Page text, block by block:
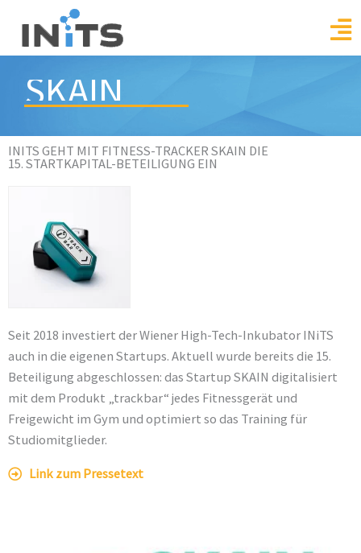
content
SKAIN
INITS GEHT MIT FITNESS-TRACKER SKAIN DIE
15. STARTKAPITAL-BETEILIGUNG EIN
Seit 2018 investiert der Wiener High-Tech-Inkubator INiTS
auch in die eigenen Startups. Aktuell wurde bereits die 15.
Beteiligung abgeschlossen: das Startup SKAIN digitalisiert
mit dem Produkt „trackbar“ jedes Fitnessgerät und
Freigewicht im Gym und optimiert so das Training für
Studiomitglieder.
Link zum Pressetext